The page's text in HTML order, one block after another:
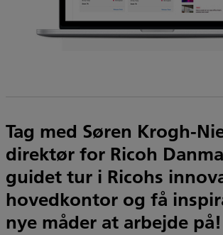
Tag med Søren Krogh-
direktør for Ricoh
guidet tur i Ricohs
hovedkontor og få
nye måder at arbejde på!